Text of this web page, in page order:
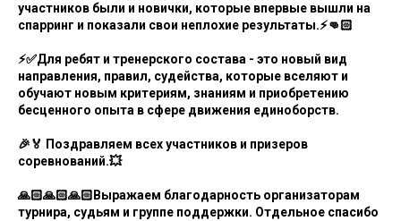
участников были и новички, которые впервые вышли на
спарринг и показали свои неплохие результаты.⚡👊🏻
⚡✅Для ребят и тренерского состава - это новый вид
направления, правил, судейства, которые вселяют и
обучают новым критериям, знаниям и приобретению
бесценного опыта в сфере движения единоборств.
🎉🏅 Поздравляем всех участников и призеров
соревнований.💥
🙏🏻🙏🏻🙏🏻Выражаем благодарность организаторам
турнира, судьям и группе поддержки. Отдельное спасибо